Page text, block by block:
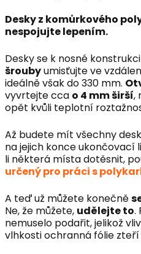
Desky z komůrkového
nespojujte lepením.
Desky se k nosné
šroubyumisťujte ve
ideálně však do 330 mm.
vyvrtejte cca o 4 mm širší,
opět kvůli teplotní
Až budete mít všechny
na jejich konce ukončovací
li některá místa dotěsnit,
určený pro práci s
A teď už můžete konečně
Ne, že můžete, udělejte to.
nemuselo podařit, jelikož
vlhkosti ochranná fólie zteří